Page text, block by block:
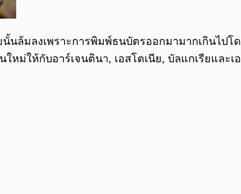
นล้มลงเพราะการพิมพ์ธนบัตรออกมามากเกินไป
หม่ให้กับอาร์เจนตินา, เอสโตเนีย, บัลแกเรียแล